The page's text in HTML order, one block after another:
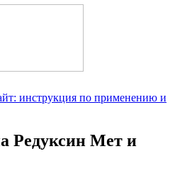
инструкция по применению и
Редуксин Мет и